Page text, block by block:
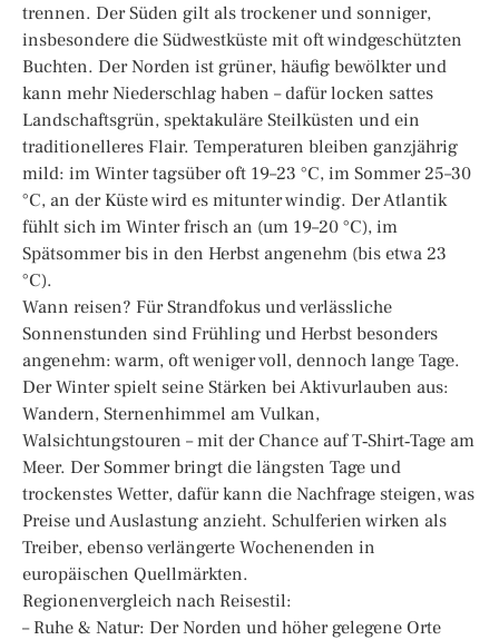
trennen. Der Süden gilt als trockener und sonniger,
insbesondere die Südwestküste mit oft windgeschützten
Buchten. Der Norden ist grüner, häufig bewölkter und
kann mehr Niederschlag haben – dafür locken sattes
Landschaftsgrün, spektakuläre Steilküsten und ein
traditionelleres Flair. Temperaturen bleiben ganzjährig
mild: im Winter tagsüber oft 19–23 °C, im Sommer 25–30
°C, an der Küste wird es mitunter windig. Der Atlantik
fühlt sich im Winter frisch an (um 19–20 °C), im
Spätsommer bis in den Herbst angenehm (bis etwa 23
°C).
Wann reisen? Für Strandfokus und verlässliche
Sonnenstunden sind Frühling und Herbst besonders
angenehm: warm, oft weniger voll, dennoch lange Tage.
Der Winter spielt seine Stärken bei Aktivurlauben aus:
Wandern, Sternenhimmel am Vulkan,
Walsichtungstouren – mit der Chance auf T‑Shirt‑Tage am
Meer. Der Sommer bringt die längsten Tage und
trockenstes Wetter, dafür kann die Nachfrage steigen, was
Preise und Auslastung anzieht. Schulferien wirken als
Treiber, ebenso verlängerte Wochenenden in
europäischen Quellmärkten.
Regionenvergleich nach Reisestil:
– Ruhe & Natur: Der Norden und höher gelegene Orte